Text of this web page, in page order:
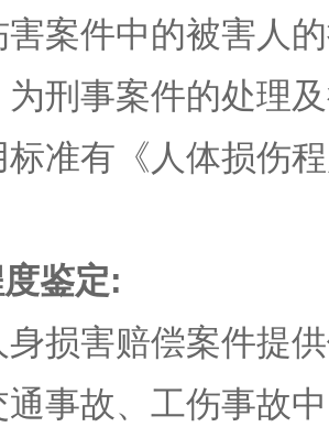
害案件中的被害人
刑事案件的处理
准有《人体损伤
鉴定:
害赔偿案件提供
事故、工伤事故